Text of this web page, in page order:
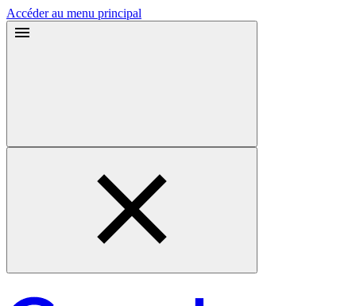
Accéder au menu principal